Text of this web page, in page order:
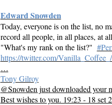
Edward Snowden
Today, everyone is on the list, no
record all people, in all places, at
"What's my rank on the list?"
https://twitter.com/
…
Tony Gilroy
@Snowden just downloaded your
Best wishes to you. 19:23 - 18 set